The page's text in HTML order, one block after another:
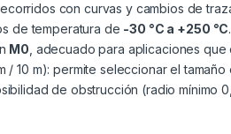
con curvas y cambios de
de temperatura de -30 °C a +250 °C.
M0 , adecuado para aplicaciones
/ 10 m): permite seleccionar el
de obstrucción (radio mínimo